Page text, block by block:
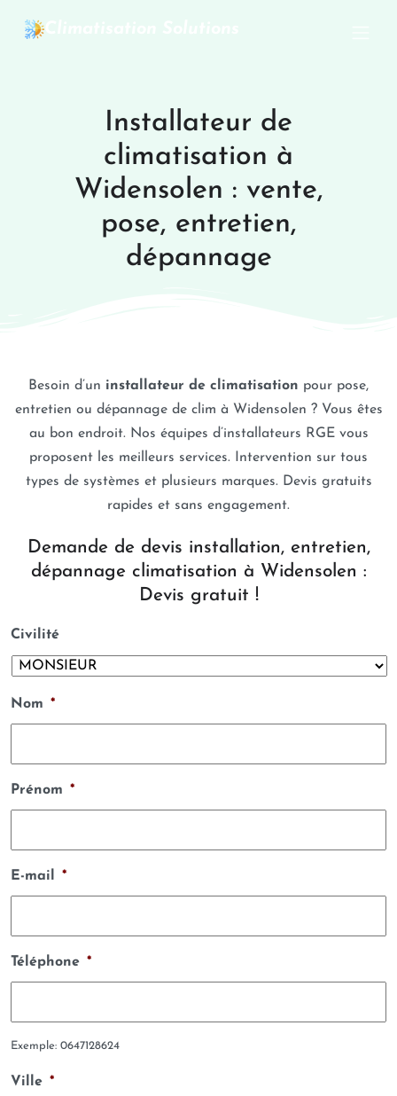
Installateur de
climatisation à
Widensolen : vente,
pose, entretien,
dépannage
Besoin d’un installateur de climatisation pour pose,
entretien ou dépannage de clim à Widensolen ? Vous êtes
au bon endroit. Nos équipes d’installateurs RGE vous
proposent les meilleurs services. Intervention sur tous
types de systèmes et plusieurs marques. Devis gratuits
rapides et sans engagement.
Demande de devis installation, entretien,
dépannage climatisation à Widensolen :
Devis gratuit !
Civilité
Nom *
Prénom *
E-mail *
Téléphone *
Exemple: 0647128624
Ville *